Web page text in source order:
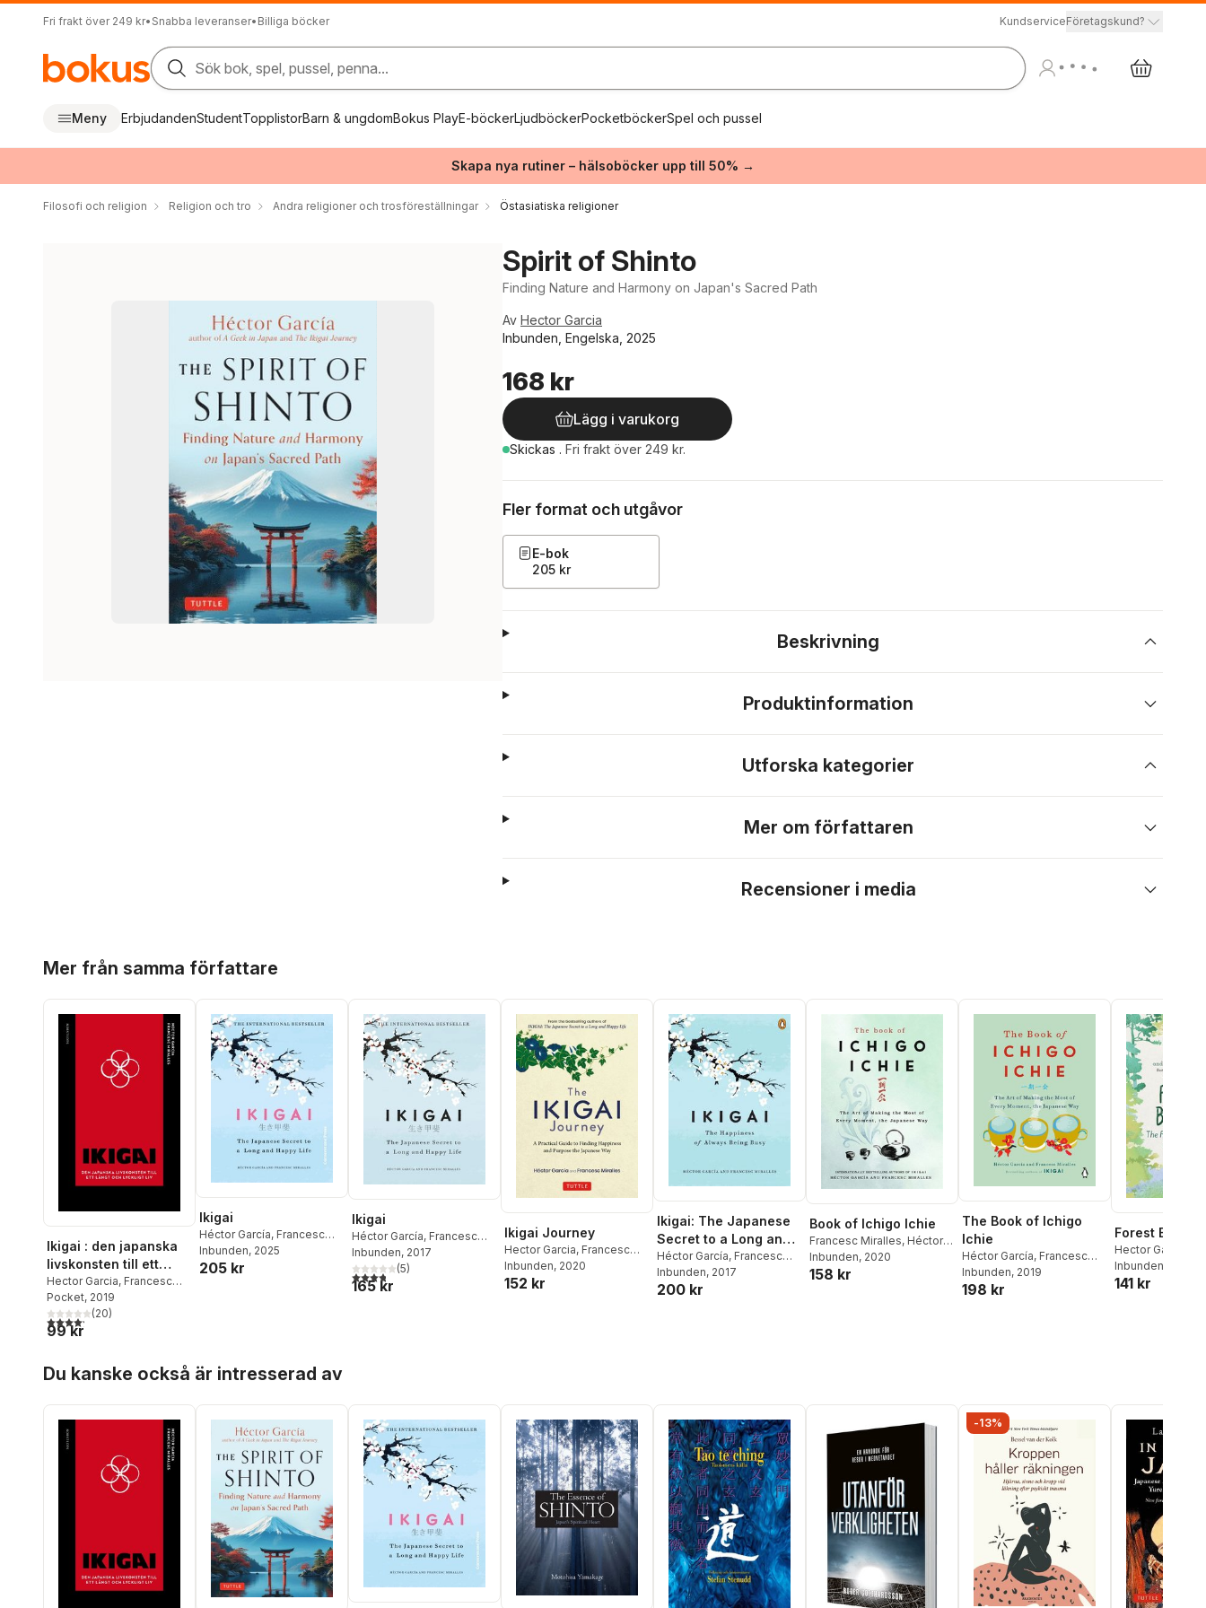
Fri frakt över 249 kr• Snabba leveranser• Billiga böcker KundserviceFöretagskund?
Sök bok, spel, pussel, penna...
Meny ErbjudandenStudentTopplistorBarn & ungdomBokus PlayE-böckerLjudböckerPocketböckerSpel och pussel
Skapa nya rutiner – hälsoböcker upp till 50% →
Filosofi och religion Religion och tro Andra religioner och trosföreställningar Östasiatiska religioner
Spirit of Shinto
Finding Nature and Harmony on Japan's Sacred Path
Av Hector Garcia
Inbunden, Engelska, 2025
168 kr
Lägg i varukorg
Skickas . Fri frakt över 249 kr.
Fler format och utgåvor
E-bok
205 kr
Beskrivning
Produktinformation
Utforska kategorier
Mer om författaren
Recensioner i media
Mer från samma författare
Ikigai : den japanska
livskonsten till ett
långt och lyckligt liv
Hector Garcia, Francesc
Miralles
Pocket, 2019
4,2utav 5 stjärnor. Totalt antal röster:
(20)
99 kr
Ikigai
Héctor García, Francesc
Miralles
Inbunden, 2025
205 kr
Ikigai
Héctor García, Francesc
Miralles
Inbunden, 2017
3,8utav 5 stjärnor. Totalt antal röster:
(5)
165 kr
Ikigai Journey
Hector Garcia, Francesc
Miralles
Inbunden, 2020
152 kr
Ikigai: The Japanese
Secret to a Long and
Happy Life
Héctor García, Francesc
Miralles
Inbunden, 2017
200 kr
Book of Ichigo Ichie
Francesc Miralles, Héctor
García
Inbunden, 2020
158 kr
The Book of Ichigo
Ichie
Héctor García, Francesc
Miralles
Inbunden, 2019
198 kr
Forest Bathing
Hector Garcia
Miralles
Inbunden
141 kr
Du kanske också är intresserad av
-13%